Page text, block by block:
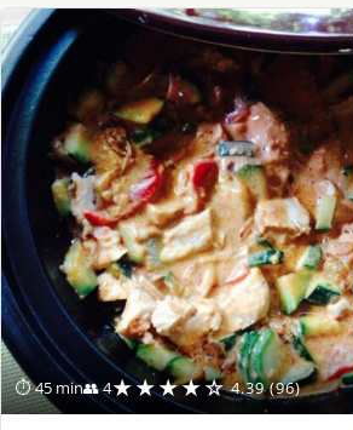
⏱ 45 min👥 4★★★★☆ 4.39 (96)